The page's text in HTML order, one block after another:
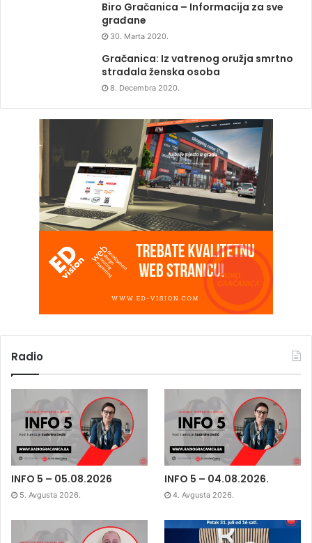
Biro Gračanica – Informacija za sve
građane
30. Marta 2020.
Gračanica: Iz vatrenog oružja smrtno
stradala ženska osoba
8. Decembra 2020.
Radio
INFO 5 – 05.08.2026
5. Avgusta 2026.
INFO 5 – 04.08.2026.
4. Avgusta 2026.